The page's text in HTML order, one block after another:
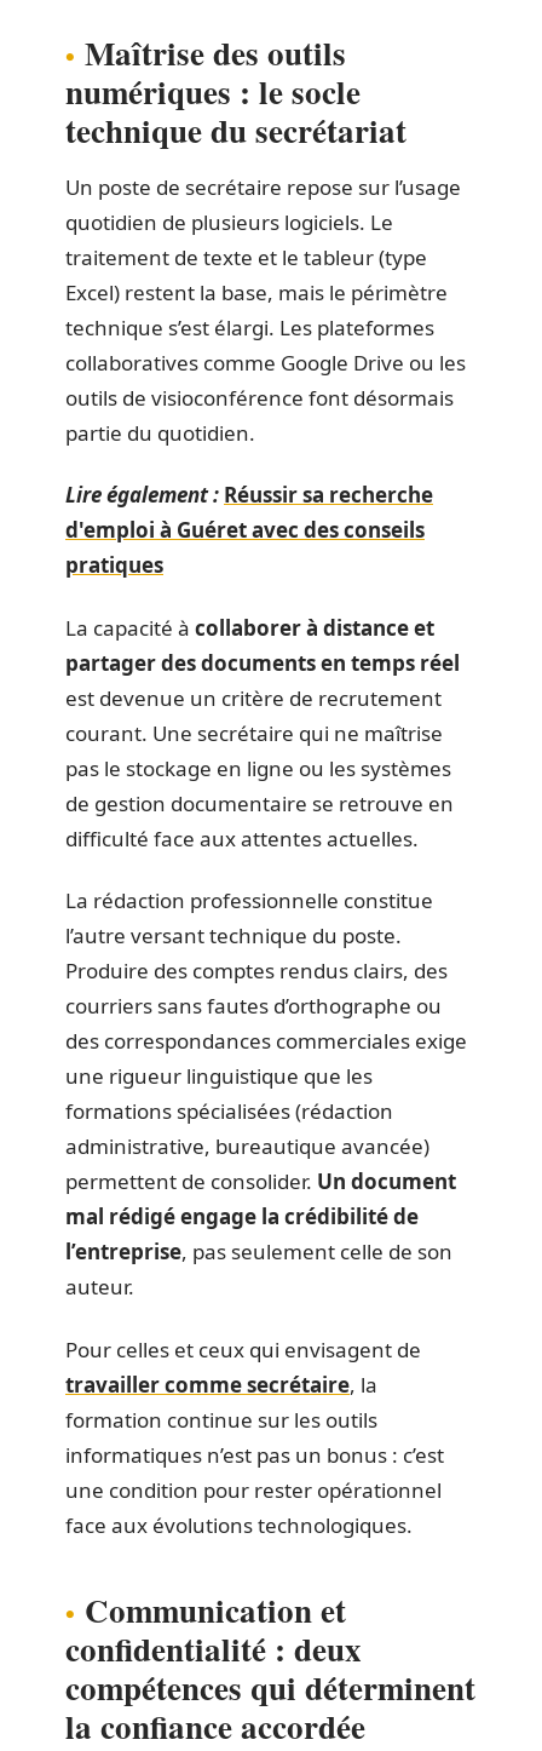
Maîtrise des outils
numériques : le socle
technique du secrétariat
Un poste de secrétaire repose sur l’usage
quotidien de plusieurs logiciels. Le
traitement de texte et le tableur (type
Excel) restent la base, mais le périmètre
technique s’est élargi. Les plateformes
collaboratives comme Google Drive ou les
outils de visioconférence font désormais
partie du quotidien.
Lire également : Réussir sa recherche
d'emploi à Guéret avec des conseils
pratiques
La capacité à collaborer à distance et
partager des documents en temps réel
est devenue un critère de recrutement
courant. Une secrétaire qui ne maîtrise
pas le stockage en ligne ou les systèmes
de gestion documentaire se retrouve en
difficulté face aux attentes actuelles.
La rédaction professionnelle constitue
l’autre versant technique du poste.
Produire des comptes rendus clairs, des
courriers sans fautes d’orthographe ou
des correspondances commerciales exige
une rigueur linguistique que les
formations spécialisées (rédaction
administrative, bureautique avancée)
permettent de consolider. Un document
mal rédigé engage la crédibilité de
l’entreprise, pas seulement celle de son
auteur.
Pour celles et ceux qui envisagent de
travailler comme secrétaire, la
formation continue sur les outils
informatiques n’est pas un bonus : c’est
une condition pour rester opérationnel
face aux évolutions technologiques.
Communication et
confidentialité : deux
compétences qui déterminent
la confiance accordée